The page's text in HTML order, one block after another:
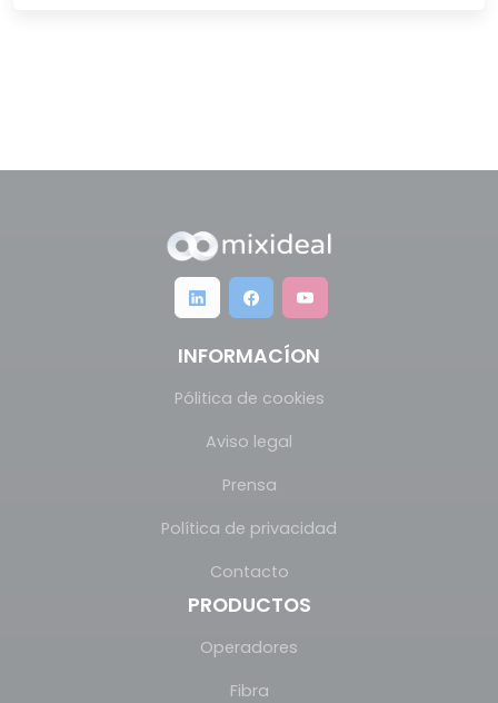
INFORMACÍON
Pólitica de cookies
Aviso legal
Prensa
Política de privacidad
Contacto
PRODUCTOS
Operadores
Fibra